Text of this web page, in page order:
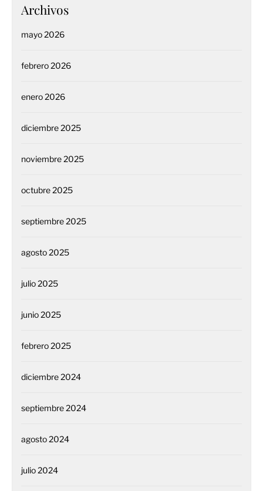
Archivos
mayo 2026
febrero 2026
enero 2026
diciembre 2025
noviembre 2025
octubre 2025
septiembre 2025
agosto 2025
julio 2025
junio 2025
febrero 2025
diciembre 2024
septiembre 2024
agosto 2024
julio 2024